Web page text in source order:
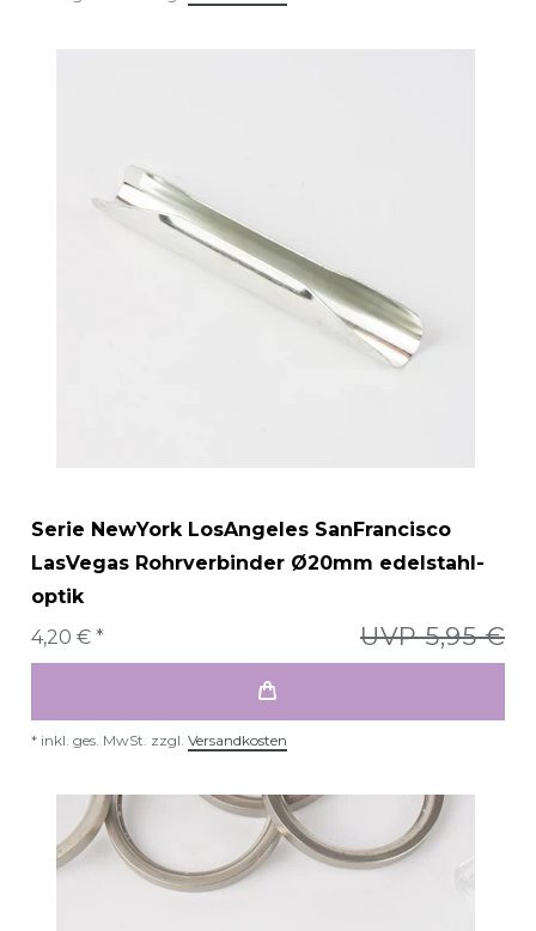
Serie NewYork LosAngeles SanFrancisco
LasVegas Rohrverbinder Ø20mm edelstahl-
optik
UVP 5,95 €
4,20 € *
* inkl. ges. MwSt. zzgl. Versandkosten